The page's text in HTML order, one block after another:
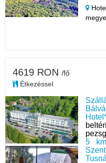
megye
5
4619 RON /fő
Étkezéssel